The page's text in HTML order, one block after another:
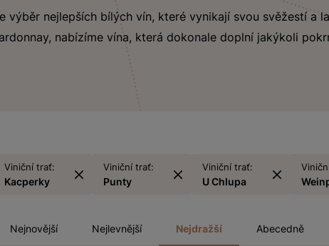
výběr nejlepších bílých vín, které vynikají svou svěžestí a
nabízíme vína, která dokonale doplní jakýkoli
Viniční trať:
Kacperky
Viniční trať:
Punty
Viniční trať:
U Chlupa
Nejnovější Nejlevnější Nejdražší Abecedně